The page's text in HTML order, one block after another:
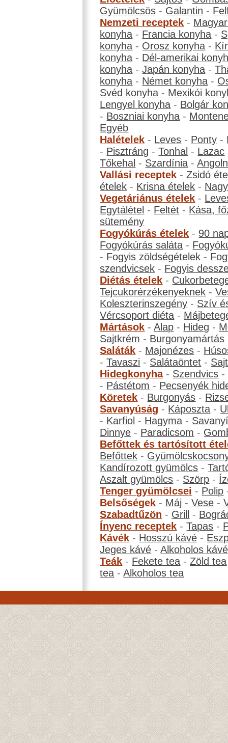
Gyümölcsös - Galantin -
Nemzeti receptek -
konyha - Francia konyha -
konyha - Orosz konyha -
konyha - Dél-amerikai
konyha -Japán konyha -
konyha - Német konyha -
Svéd konyha - Mexikói
Lengyel konyha - Bolgár
- Boszniai konyha -
Egyéb
Halételek - Leves - Ponty -
- Pisztráng -Tonhal - Lazac
Tőkehal - Szardínia -
Vallási receptek -Zsidó
ételek - Krisna ételek -
Vegetáriánus ételek -
Egytálétel - Feltét - Kása,
sütemény
Fogyókúrás ételek - 90
Fogyókúrás saláta -
- Fogyis zöldségételek -
szendvicsek - Fogyis
Diétás ételek -
Tejcukorérzékenyeknek -
Koleszterinszegény - Szív
Vércsoport diéta -
Mártások -Alap - Hideg -
Sajtkrém - Burgonyamártás
Saláták - Majonézes -
-Tavaszi - Salátaöntet -
Hidegkonyha- Szendvics -
- Pástétom - Pecsenyék
Köretek - Burgonyás -
Savanyúság - Káposzta -
- Karfiol - Hagyma -
Dinnye - Paradicsom -
Befőttek és tartósított
Befőttek -
Kandírozott gyümölcs -
Aszalt gyümölcs - Szörp -
Tenger gyümölcsei - Polip
Belsőségek - Máj -Vese -
Szabadtűzön - Grill -
Ínyenc receptek -Tapas -
Kávék - Hosszú kávé -
Jeges kávé -Alkoholos kávé
Teák - Fekete tea -Zöld tea
tea -Alkoholos tea